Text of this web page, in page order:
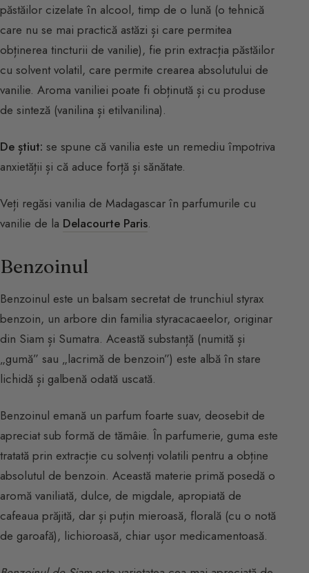
păstăilor cizelate în alcool, timp de o lună (o tehnică
care nu se mai practică astăzi și care permitea
obținerea tincturii de vanilie), fie prin extracția păstăilor
cu solvent volatil, care permite crearea absolutului de
vanilie. Aroma vaniliei poate fi obținută și cu produse
de sinteză (vanilina și etilvanilina).
De știut: se spune că vanilia este un remediu împotriva
anxietății și că aduce forță și sănătate.
Veți regăsi vanilia de Madagascar în parfumurile cu
vanilie de la Delacourte Paris.
Benzoinul
Benzoinul este un balsam secretat de trunchiul styrax
benzoin, un arbore din familia styracacaeelor, originar
din Siam și Sumatra. Această substanță (numită și
„gumă” sau „lacrimă de benzoin”) este albă în stare
lichidă și galbenă odată uscată.
Benzoinul emană un parfum foarte suav, deosebit de
apreciat sub formă de tămâie. În parfumerie, guma este
tratată prin extracție cu solvenți volatili pentru a obține
absolutul de benzoin. Această materie primă posedă o
aromă vaniliată, dulce, de migdale, apropiată de
cafeaua prăjită, dar și puțin mieroasă, florală (cu o notă
de garoafă), lichioroasă, chiar ușor medicamentoasă.